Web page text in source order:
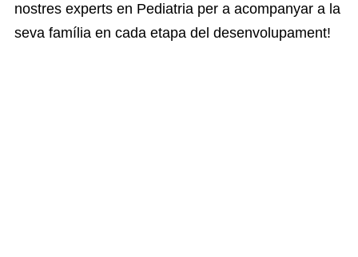
nostres experts en Pediatria per a acompanyar a la
seva família en cada etapa del desenvolupament!